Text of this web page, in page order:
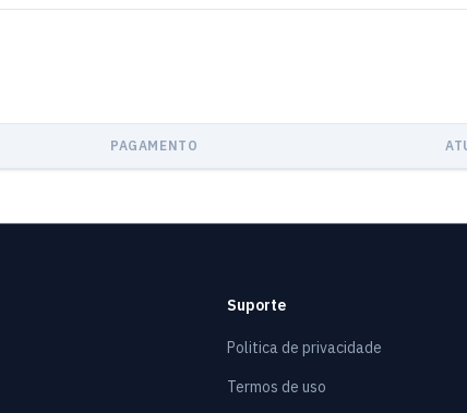
PAGAMENTO
Suporte
Politica de privacidade
Termos de uso